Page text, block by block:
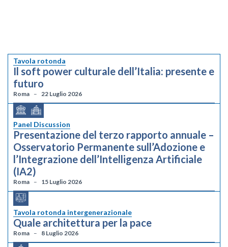
Tavola rotonda
Il soft power culturale dell’Italia: presente e
futuro
Roma 22 Luglio 2026
Panel Discussion
Presentazione del terzo rapporto annuale –
Osservatorio Permanente sull’Adozione e
l’Integrazione dell’Intelligenza Artificiale
(IA2)
Roma 15 Luglio 2026
Tavola rotonda intergenerazionale
Quale architettura per la pace
Roma 8 Luglio 2026